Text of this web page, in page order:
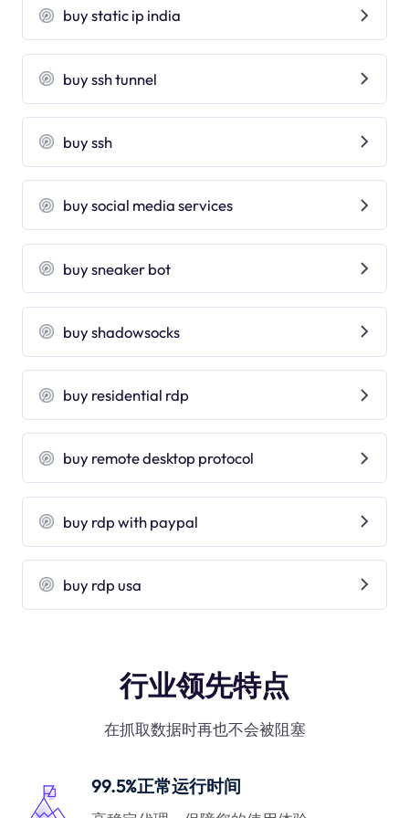
buy static ip india
buy ssh tunnel
buy ssh
buy social media services
buy sneaker bot
buy shadowsocks
buy residential rdp
buy remote desktop protocol
buy rdp with paypal
buy rdp usa
行业领先特点
在抓取数据时再也不会被阻塞
99.5%正常运行时间